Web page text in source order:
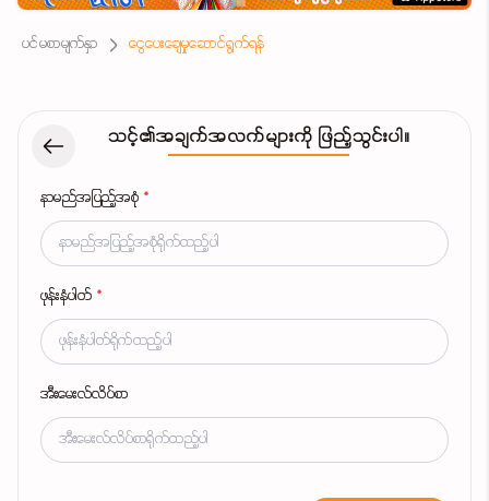
ပင်မစာမျက်နှာ ငွေပေးချေမှုဆောင်ရွက်ရန်
သင့်၏အချက်အလက်များကို ဖြည့်သွင်းပါ။
နာမည်အပြည့်အစုံ *
ဖုန်းနံပါတ် *
အီးမေးလ်လိပ်စာ